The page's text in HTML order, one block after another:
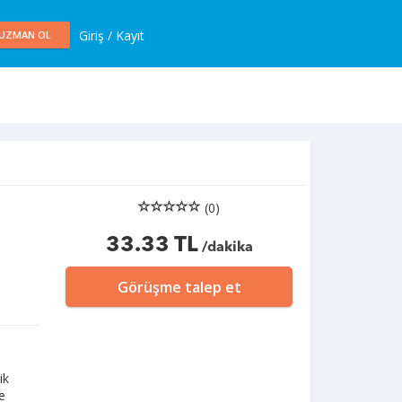
OL Giriş / Kayıt
(0)
33.33 TL/dakika
Görüşme talep et